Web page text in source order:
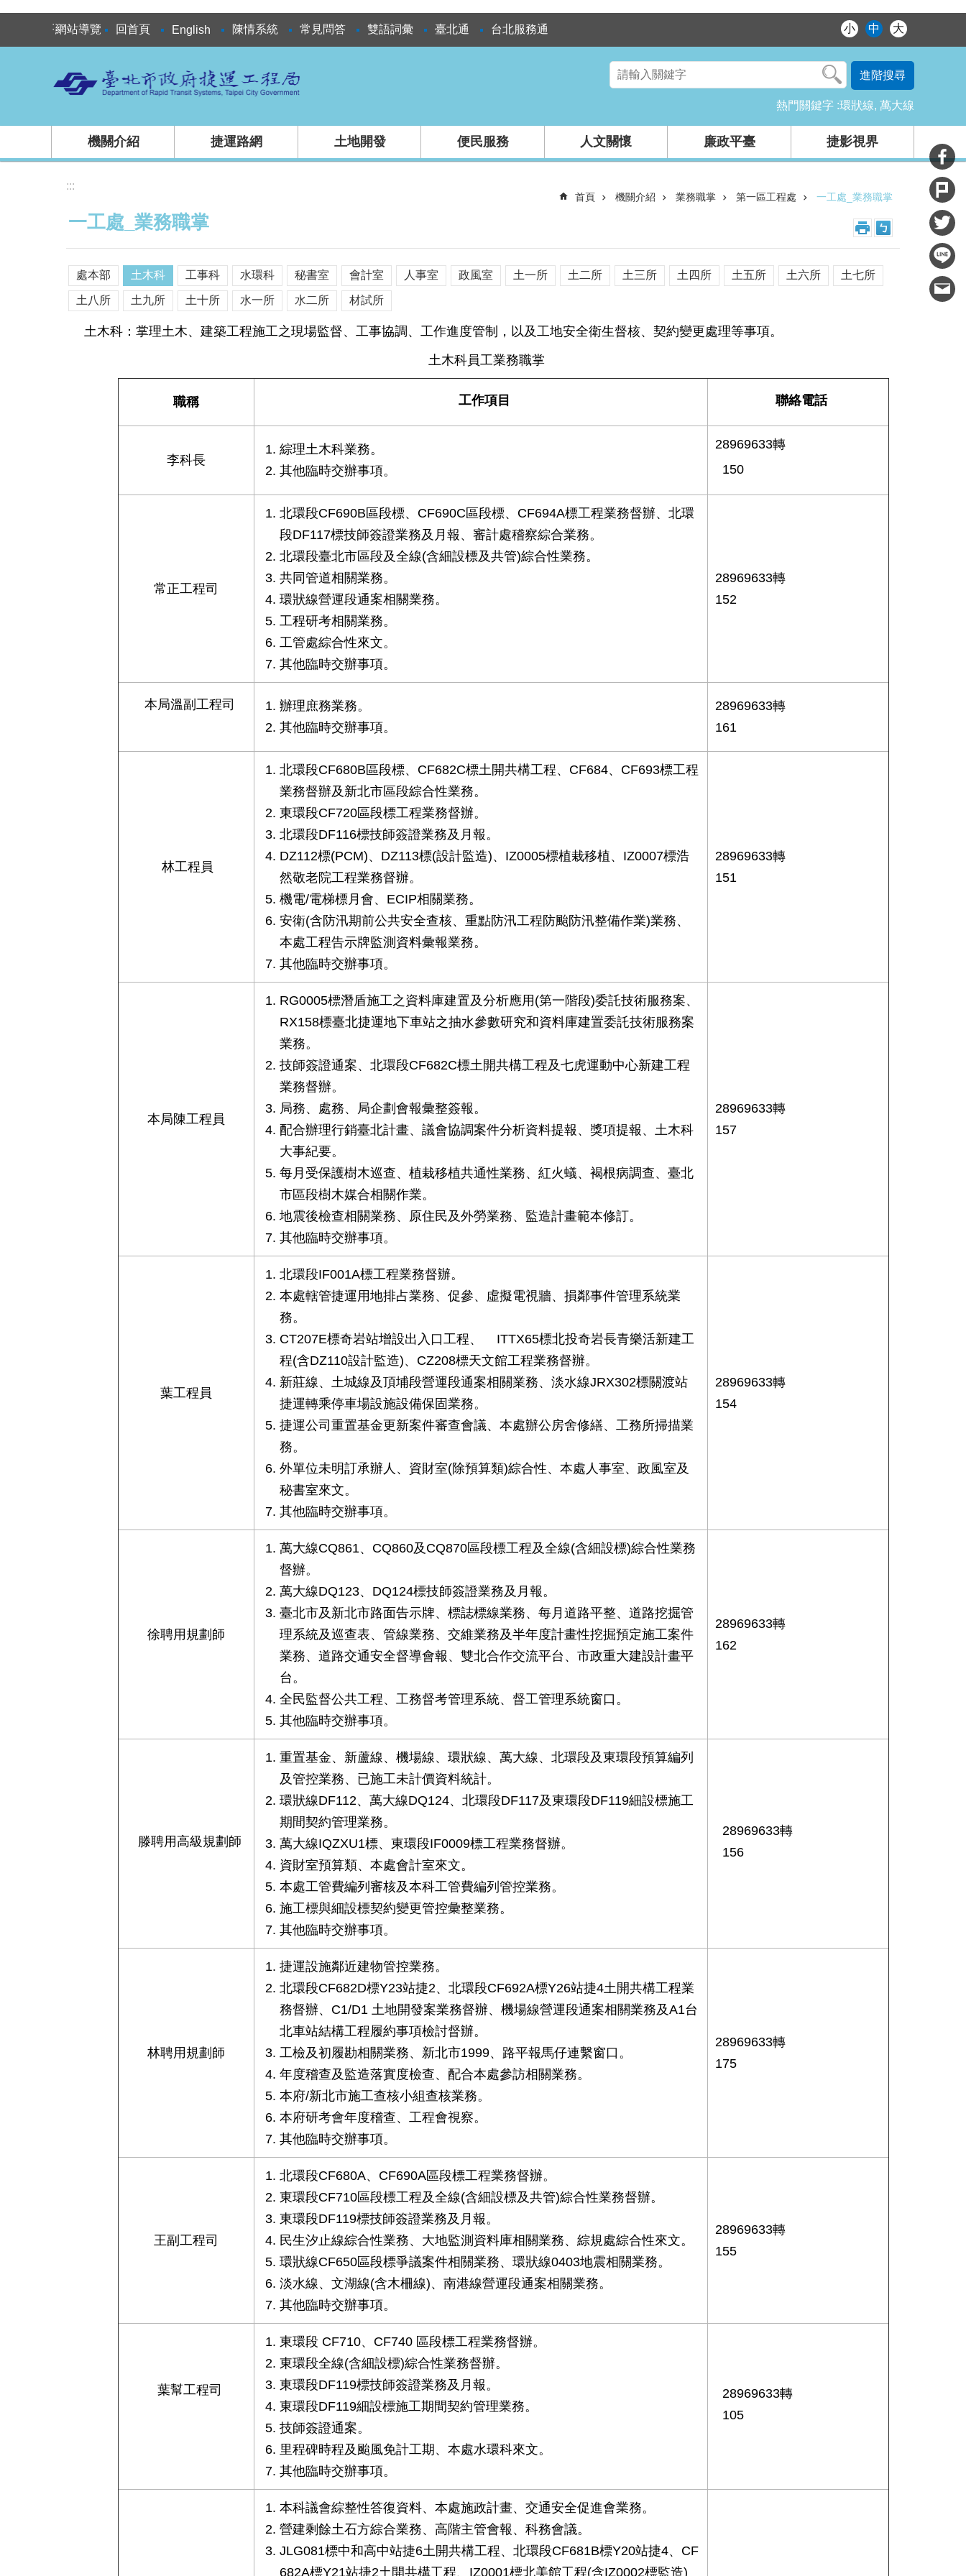
跳到主要內容區塊
:::網站導覽 回首頁 English 陳情系統 常見問答 雙語詞彙 臺北通 台北服務通 小 中 大
進階搜尋
熱門關鍵字 環狀線 萬大線
機關介紹 捷運路網 土地開發 便民服務 人文關懷 廉政平臺 捷影視界
:::
首頁 機關介紹 業務職掌 第一區工程處 一工處_業務職掌
一工處_業務職掌
處本部 土木科 工事科 水環科 秘書室 會計室 人事室 政風室 土一所 土二所 土三所 土四所 土五所 土六所 土七所
土八所 土九所 土十所 水一所 水二所 材試所
土木科：掌理土木、建築工程施工之現場監督、工事協調、工作進度管制，以及工地安全衛生督核、契約變更處理等事項。
土木科員工業務職掌
職稱 工作項目 聯絡電話
李科長
綜理土木科業務。
其他臨時交辦事項。
28969633轉
150
常正工程司
北環段CF690B區段標、CF690C區段標、CF694A標工程業務督辦、北環
段DF117標技師簽證業務及月報、審計處稽察綜合業務。
北環段臺北市區段及全線(含細設標及共管)綜合性業務。
共同管道相關業務。
環狀線營運段通案相關業務。
工程研考相關業務。
工管處綜合性來文。
其他臨時交辦事項。
28969633轉
152
本局溫副工程司
辦理庶務業務。
其他臨時交辦事項。
28969633轉
161
林工程員
北環段CF680B區段標、CF682C標土開共構工程、CF684、CF693標工程
業務督辦及新北市區段綜合性業務。
東環段CF720區段標工程業務督辦。
北環段DF116標技師簽證業務及月報。
DZ112標(PCM)、DZ113標(設計監造)、IZ0005標植栽移植、IZ0007標浩
然敬老院工程業務督辦。
機電/電梯標月會、ECIP相關業務。
安衛(含防汛期前公共安全查核、重點防汛工程防颱防汛整備作業)業務、
本處工程告示牌監測資料彙報業務。
其他臨時交辦事項。
28969633轉
151
本局陳工程員
RG0005標潛盾施工之資料庫建置及分析應用(第一階段)委託技術服務案、
RX158標臺北捷運地下車站之抽水參數研究和資料庫建置委託技術服務案
業務。
技師簽證通案、北環段CF682C標土開共構工程及七虎運動中心新建工程
業務督辦。
局務、處務、局企劃會報彙整簽報。
配合辦理行銷臺北計畫、議會協調案件分析資料提報、獎項提報、土木科
大事紀要。
每月受保護樹木巡查、植栽移植共通性業務、紅火蟻、褐根病調查、臺北
市區段樹木媒合相關作業。
地震後檢查相關業務、原住民及外勞業務、監造計畫範本修訂。
其他臨時交辦事項。
28969633轉
157
葉工程員
北環段IF001A標工程業務督辦。
本處轄管捷運用地排占業務、促參、虛擬電視牆、損鄰事件管理系統業
務。
CT207E標奇岩站增設出入口工程、
ITTX65標北投奇岩長青樂活新建工
程(含DZ110設計監造)、CZ208標天文館工程業務督辦。
新莊線、土城線及頂埔段營運段通案相關業務、淡水線JRX302標關渡站
捷運轉乘停車場設施設備保固業務。
捷運公司重置基金更新案件審查會議、本處辦公房舍修繕、工務所掃描業
務。
外單位未明訂承辦人、資財室(除預算類)綜合性、本處人事室、政風室及
秘書室來文。
其他臨時交辦事項。
28969633轉
154
徐聘用規劃師
萬大線CQ861、CQ860及CQ870區段標工程及全線(含細設標)綜合性業務
督辦。
萬大線DQ123、DQ124標技師簽證業務及月報。
臺北市及新北市路面告示牌、標誌標線業務、每月道路平整、道路挖掘管
理系統及巡查表、管線業務、交維業務及半年度計畫性挖掘預定施工案件
業務、道路交通安全督導會報、雙北合作交流平台、市政重大建設計畫平
台。
全民監督公共工程、工務督考管理系統、督工管理系統窗口。
其他臨時交辦事項。
28969633轉
162
滕聘用高級規劃師
重置基金、新蘆線、機場線、環狀線、萬大線、北環段及東環段預算編列
及管控業務、已施工未計價資料統計。
環狀線DF112、萬大線DQ124、北環段DF117及東環段DF119細設標施工
期間契約管理業務。
萬大線IQZXU1標、東環段IF0009標工程業務督辦。
資財室預算類、本處會計室來文。
本處工管費編列審核及本科工管費編列管控業務。
施工標與細設標契約變更管控彙整業務。
其他臨時交辦事項。
28969633轉
156
林聘用規劃師
捷運設施鄰近建物管控業務。
北環段CF682D標Y23站捷2、北環段CF692A標Y26站捷4土開共構工程業
務督辦、C1/D1 土地開發案業務督辦、機場線營運段通案相關業務及A1台
北車站結構工程履約事項檢討督辦。
工檢及初履勘相關業務、新北市1999、路平報馬仔連繫窗口。
年度稽查及監造落實度檢查、配合本處參訪相關業務。
本府/新北市施工查核小組查核業務。
本府研考會年度稽查、工程會視察。
其他臨時交辦事項。
28969633轉
175
王副工程司
北環段CF680A、CF690A區段標工程業務督辦。
東環段CF710區段標工程及全線(含細設標及共管)綜合性業務督辦。
東環段DF119標技師簽證業務及月報。
民生汐止線綜合性業務、大地監測資料庫相關業務、綜規處綜合性來文。
環狀線CF650區段標爭議案件相關業務、環狀線0403地震相關業務。
淡水線、文湖線(含木柵線)、南港線營運段通案相關業務。
其他臨時交辦事項。
28969633轉
155
葉幫工程司
東環段 CF710、CF740 區段標工程業務督辦。
東環段全線(含細設標)綜合性業務督辦。
東環段DF119標技師簽證業務及月報。
東環段DF119細設標施工期間契約管理業務。
技師簽證通案。
里程碑時程及颱風免計工期、本處水環科來文。
其他臨時交辦事項。
28969633轉
105
本科議會綜整性答復資料、本處施政計畫、交通安全促進會業務。
營建剩餘土石方綜合業務、高階主管會報、科務會議。
JLG081標中和高中站捷6土開共構工程、北環段CF681B標Y20站捷4、CF
682A標Y21站捷2土開共構工程、IZ0001標北美館工程(含IZ0002標監造)